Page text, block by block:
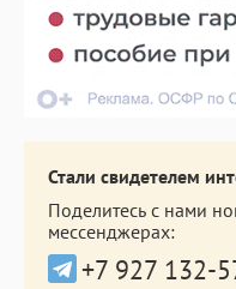
Стали свидетелем
Поделитесь с нами
мессенджерах:
+7 927 132-